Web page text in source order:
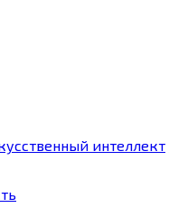
интеллект